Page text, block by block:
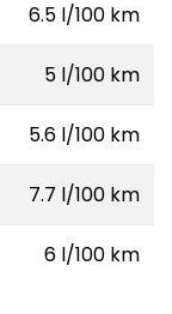
6.5 l/100 km
5 l/100 km
5.6 l/100 km
7.7 l/100 km
6 l/100 km